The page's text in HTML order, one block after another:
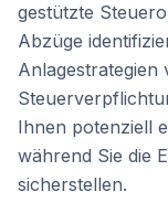
gestützte
Abzüge
Ihnen potenziell
während Sie die
sicherstellen.